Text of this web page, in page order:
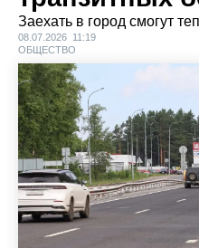
Заехать в город смогут
08.07.2026 11:19
ОБЩЕСТВО